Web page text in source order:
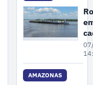
AMAZONAS